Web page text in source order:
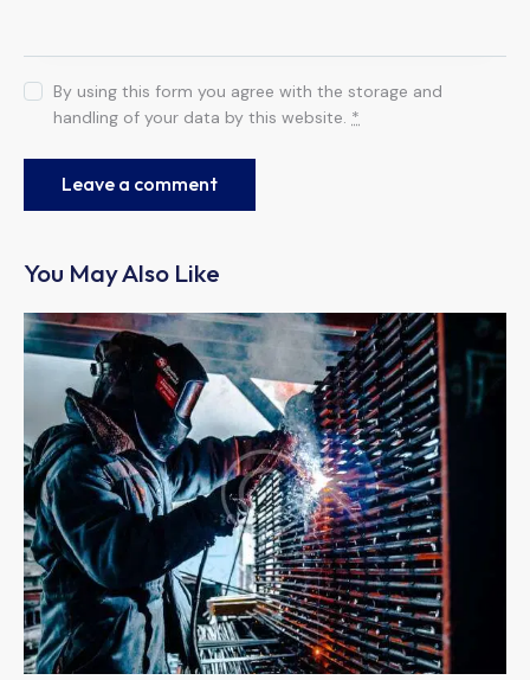
By using this form you agree with the storage and
handling of your data by this website. *
You May Also Like